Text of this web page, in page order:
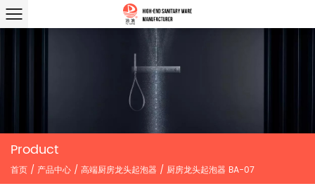
Product
首页 / 产品中心 / 高端厨房龙头起泡器 / 厨房龙头起泡器 BA-07